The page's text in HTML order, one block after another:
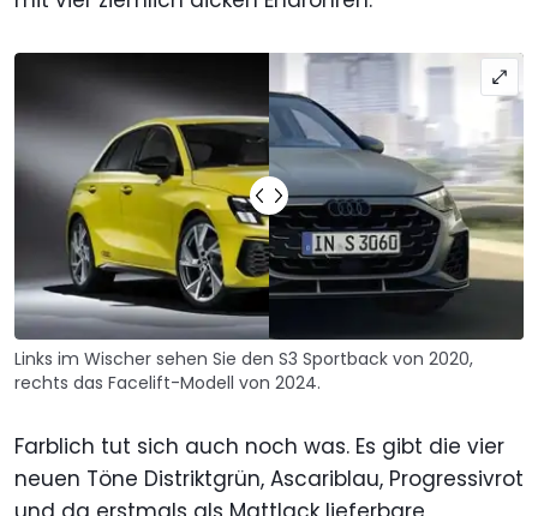
Links im Wischer sehen Sie den S3 Sportback von 2020,
rechts das Facelift-Modell von 2024.
Farblich tut sich auch noch was. Es gibt die vier
neuen Töne Distriktgrün, Ascariblau, Progressivrot